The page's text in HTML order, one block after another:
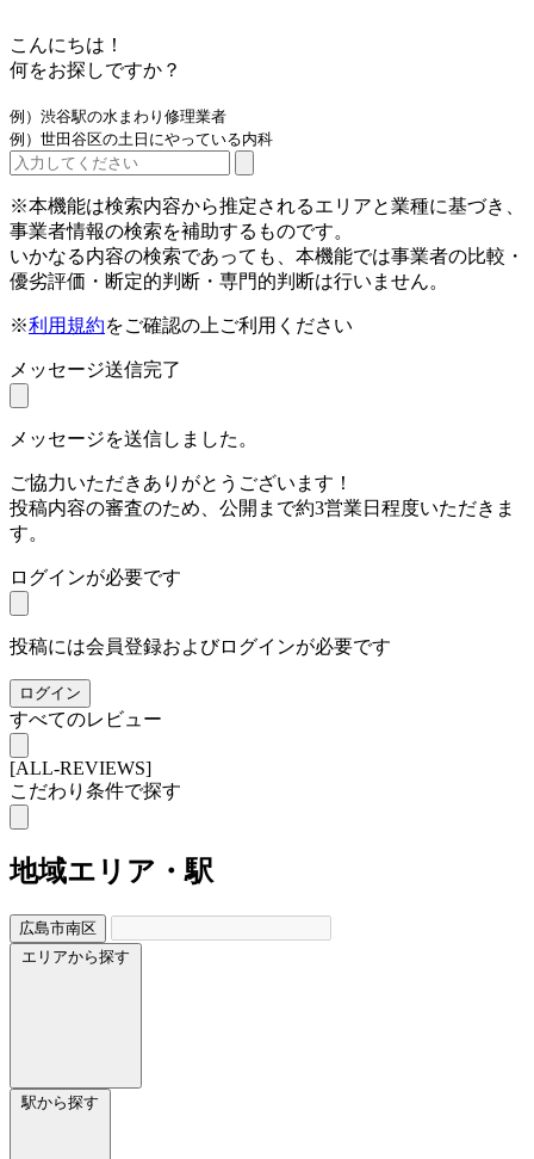
こんにちは！
何をお探しですか？
例）渋谷駅の水まわり修理業者
例）世田谷区の土日にやっている内科
※本機能は検索内容から推定されるエリアと業種に基づき、
事業者情報の検索を補助するものです。
いかなる内容の検索であっても、本機能では事業者の比較・
優劣評価・断定的判断・専門的判断は行いません。
※利用規約をご確認の上ご利用ください
メッセージ送信完了
メッセージを送信しました。
ご協力いただきありがとうございます！
投稿内容の審査のため、公開まで約3営業日程度いただきま
す。
ログインが必要です
投稿には会員登録およびログインが必要です
ログイン
すべてのレビュー
[ALL-REVIEWS]
こだわり条件で探す
地域エリア・駅
広島市南区
エリアから探す
駅から探す